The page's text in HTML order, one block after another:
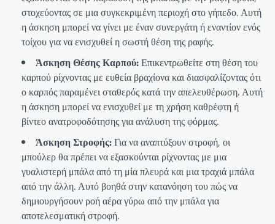
στοχεύοντας σε μια συγκεκριμένη περιοχή στο γήπεδο. Αυτή
η άσκηση μπορεί να γίνει με έναν συνεργάτη ή εναντίον ενός
τοίχου για να ενισχυθεί η σωστή θέση της ραφής.
Άσκηση Θέσης Καρπού:Επικεντρωθείτε στη θέση του
καρπού ρίχνοντας με ευθεία βραχίονα και διασφαλίζοντας ότι
ο καρπός παραμένει σταθερός κατά την απελευθέρωση. Αυτή
η άσκηση μπορεί να ενισχυθεί με τη χρήση καθρέφτη ή
βίντεο ανατροφοδότησης για ανάλυση της φόρμας.
Άσκηση Στροφής:Για να αναπτύξουν στροφή, οι
μπούλερ θα πρέπει να εξασκούνται ρίχνοντας με μια
γυαλιστερή μπάλα από τη μία πλευρά και μια τραχιά μπάλα
από την άλλη. Αυτό βοηθά στην κατανόηση του πώς να
δημιουργήσουν ροή αέρα γύρω από την μπάλα για
αποτελεσματική στροφή.